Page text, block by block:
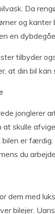
Da
og
en
tilbyder
at din bil
jonglerer
skulle
bilen er
du
dem med
bilejer.